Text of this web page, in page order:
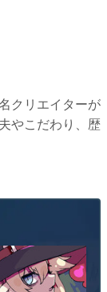
クリエイターが
やこだわり、歴